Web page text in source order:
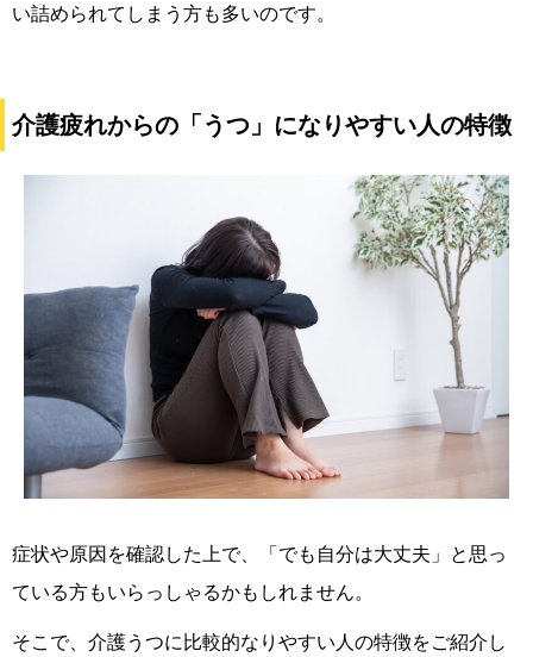
い詰められてしまう方も多いのです。
介護疲れからの「うつ」になりやすい人の特徴
症状や原因を確認した上で、「でも自分は大丈夫」と思っ
ている方もいらっしゃるかもしれません。
そこで、介護うつに比較的なりやすい人の特徴をご紹介し